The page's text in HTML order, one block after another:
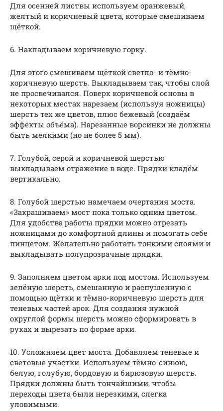
Для осенней листвы используем оранжевый,
желтый и коричневый цвета, которые смешиваем
щёткой.
6. Накладываем коричневую горку.
Для этого смешиваем щёткой светло- и тёмно-
коричневую шерсть. Выкладываем так, чтобы слой
не просвечивался. Поверх коричневой основы в
некоторых местах нарезаем (используя ножницы)
шерсть тех же цветов, плюс бежевый (создаём
эффекты объёма). Нарезанные ворсинки не должны
быть мелкими (но не более 5 мм).
7. Голубой, серой и коричневой шерстью
выкладываем отражение в воде. Прядки кладём
вертикально.
8. Голубой шерстью намечаем очертания моста.
«Закрашиваем» мост пока только одним цветом.
Для удобства работы прядки можно отрезать
ножницами до комфортной длины и помогать себе
пинцетом. Желательно работать тонкими слоями и
выкладывать полупрозрачные прядки.
9. Заполняем цветом арки под мостом. Используем
зелёную шерсть, смешанную и распушенную с
помощью щётки и тёмно-коричневую шерсть для
теневых частей арок. Для создания нужной
округлой формы шерсть можно сформировать в
руках и вырезать по форме арки.
10. Усложняем цвет моста. Добавляем теневые и
световые участки. Используем тёмно-синюю,
белую, голубую, бордовую и бирюзовую шерсть.
Прядки должны быть тончайшими, чтобы
переходы цвета были нерезкими, слегка
уловимыми.